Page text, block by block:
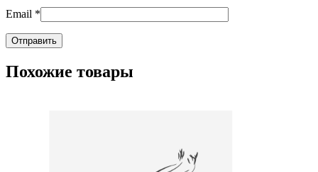
Email *
Похожие товары